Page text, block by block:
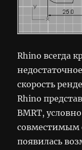
Rhino всегда
скорость
Rhino
BMRT,
совместимым
появилась